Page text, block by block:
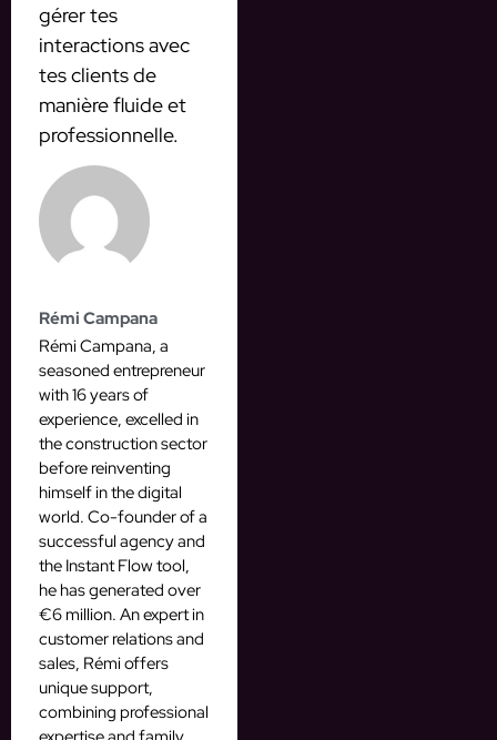
gérer tes
interactions avec
tes clients de
manière fluide et
professionnelle.
Rémi Campana
Rémi Campana, a
seasoned entrepreneur
with 16 years of
experience, excelled in
the construction sector
before reinventing
himself in the digital
world. Co-founder of a
successful agency and
the Instant Flow tool,
he has generated over
€6 million. An expert in
customer relations and
sales, Rémi offers
unique support,
combining professional